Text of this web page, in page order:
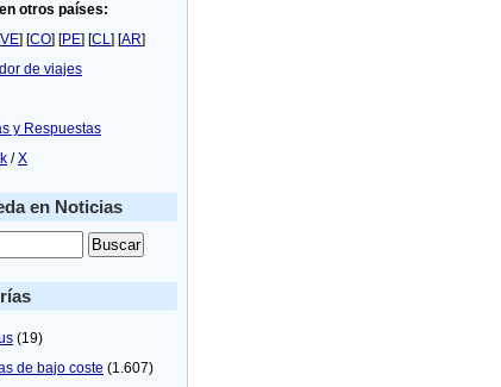
otros países:
VE] [CO] [PE] [CL] [AR]
de viajes
y Respuestas
/X
en Noticias
(19)
de bajo coste (1.607)